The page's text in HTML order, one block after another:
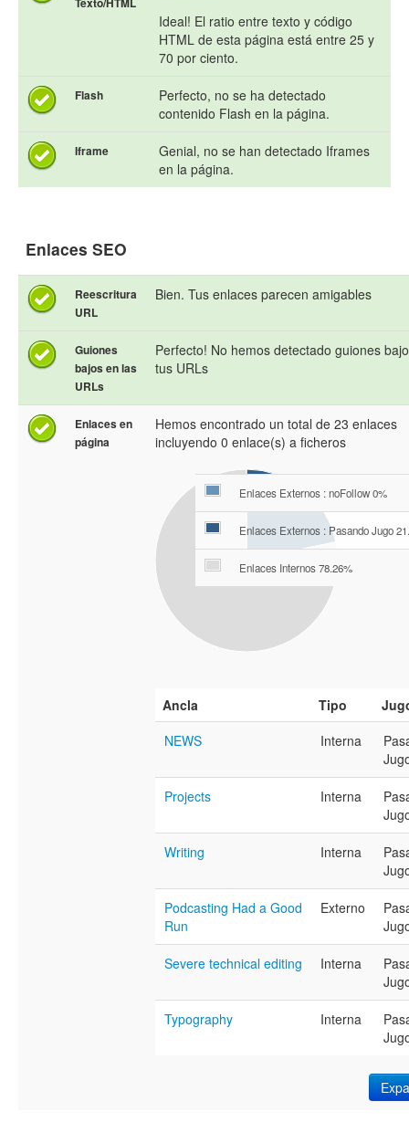
Ideal! El ratio entre texto y código
HTML de esta página está entre 25 y
70 por ciento.
Flash
Perfecto, no se ha detectado
contenido Flash en la página.
Iframe
Genial, no se han detectado Iframes
en la página.
Enlaces SEO
Reescritura
URL
Bien. Tus enlaces parecen amigables
Guiones
bajos en las
URLs
Perfecto! No hemos detectado guiones
tus URLs
Enlaces en
página
Hemos encontrado un total de 23 enlaces
incluyendo 0 enlace(s) a ficheros
Enlaces Externos : noFollow 0%
Enlaces Externos : Pasando Jugo
Enlaces Internos 78.26%
Ancla Tipo
NEWS
Interna
Projects Interna
Writing Interna
Podcasting Had a Good
Run
Externo
Severe technical editing Interna
Typography Interna